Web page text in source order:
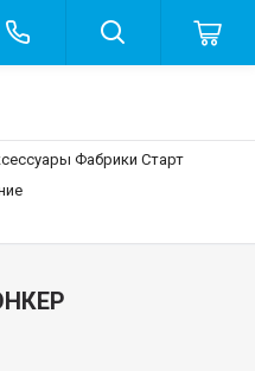
Фабрики Старт